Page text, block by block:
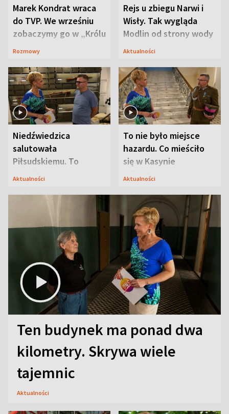
Marek Kondrat wraca
do TVP. We wrześniu
zobaczymy go w „Królu
Maciusiu I”
Rozmowy
Rejs u zbiegu Narwi i
Wisły. Tak wygląda
Modlin od strony wody
Aktualności
Niedźwiedzica
salutowała
Piłsudskiemu. To
niejedyna tajemnica
Aktualności
To nie było miejsce
hazardu. Co mieściło
się w Kasynie
Oficerskim?
Aktualności
Ten budynek ma ponad dwa
kilometry. Skrywa wiele
tajemnic
Aktualności